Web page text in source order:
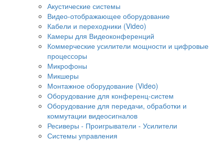
Акустические системы
Видео-отображающее оборудование
Кабели и переходники (Video)
Камеры для Видеоконференций
Коммерческие усилители мощности и цифровые
процессоры
Микрофоны
Микшеры
Монтажное оборудование (Video)
Оборудование для конференц-систем
Оборудование для передачи, обработки и
коммутации видеосигналов
Ресиверы - Проигрыватели - Усилители
Системы управления